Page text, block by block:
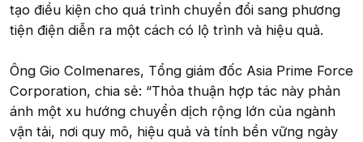
tạo điều kiện cho quá trình chuyển đổi sang phương
tiện điện diễn ra một cách có lộ trình và hiệu quả.
Ông Gio Colmenares, Tổng giám đốc Asia Prime Force
Corporation, chia sẻ: “Thỏa thuận hợp tác này phản
ánh một xu hướng chuyển dịch rộng lớn của ngành
vận tải, nơi quy mô, hiệu quả và tính bền vững ngày